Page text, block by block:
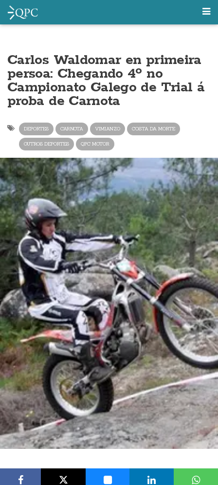
Carlos Waldomar en primeira
persoa: Chegando 4º no
Campionato Galego de Trial á
proba de Carnota
DEPORTES CARNOTA VIMIANZO COSTA DA MORTE
OUTROS DEPORTES QPC MOTOR